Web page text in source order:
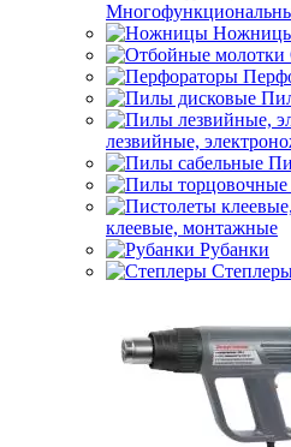
лезвийные,
клеевые, монтажные
Рубанки